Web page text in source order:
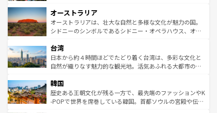
部のニューオーリンズでは、音楽と美食が融合した独特の
文化が魅力。旅行者はアメリカの各地域で異なる魅力を楽
しみながら、その多様性と豊かな歴史を感じることができ
ならではの贅沢な旅のスタイルだ。 なお、新着のアメリカ
情報はコンテンツ一覧を参照してほしい。
ワイ島は見逃せない。また、定番の観光地といえばオアフ
島だが、静かな自然を求めるならマウイ島やカウアイ島が
おすすめ。エメラルドグリーンに輝く海をはじめ、豊かな
れるおもてなしの心で訪れる人々を迎えてくれるハワイの
人々、おいしいローカルフードやハワイアンミュージッ
ク、伝統的なフラダンスなど、すべてがハワイの魅力を彩
ワイを、存分に味わってほしい。 なお、新着のハワイ情報
はコンテンツ一覧を参照してほしい。
オーストラリア
オーストラリアは、壮大な自然と多様な文化が魅力の国。
シドニーのシンボルであるシドニー・オペラハウス、オー
リアリーフや大陸中央部にそびえるウルル（エアーズロッ
ク）、タスマニアの美しい原生林やケアンズの熱帯雨林な
ど、見どころがたくさん。また、カフェやワイン、オージ
いる。アクティビティも充実しており、サーフィンやダイ
ビング、ハイキングなど、アウトドア好きにはたまらな
い。オーストラリアの多彩な魅力を存分に味わいつくそ
台湾
日本から約４時間ほどでたどり着く台湾は、多彩な文化と
自然が織りなす魅力的な観光地。活気あふれる大都市の台
ン）、静ひつな山岳地帯である台湾東部など、都市の喧騒
と山間の静けさが共存しており、訪れる人に新しい発見と
驚きをもたらしてくれる。また、奥深い台湾の食文化も魅
韓国
歴史ある王朝文化が残る一方で、最先端のファッションやK
-POPで世界を席巻している韓国。首都ソウルの宮殿や伝統